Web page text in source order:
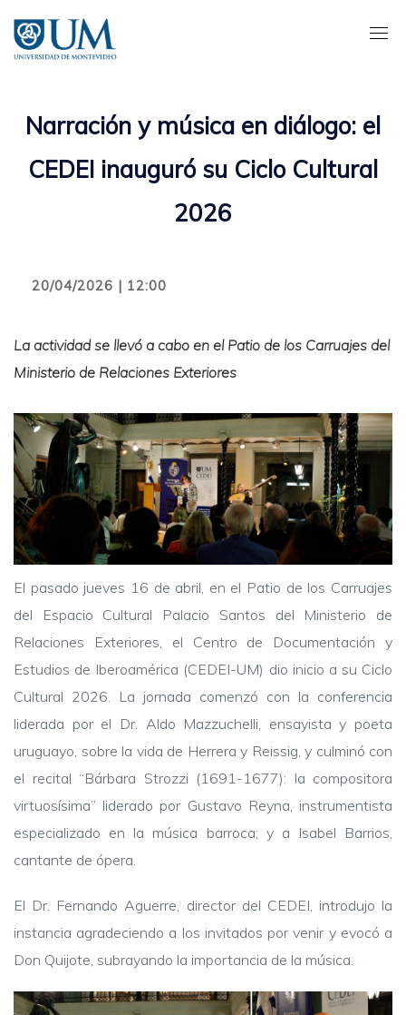
contenido
principal
Narración y música en diálogo: el
CEDEI inauguró su Ciclo Cultural
2026
20/04/2026 | 12:00
La actividad se llevó a cabo en el Patio de los Carruajes del
Ministerio de Relaciones Exteriores
El pasado jueves 16 de abril, en el Patio de los Carruajes
del Espacio Cultural Palacio Santos del Ministerio de
Relaciones Exteriores, el Centro de Documentación y
Estudios de Iberoamérica (CEDEI-UM) dio inicio a su Ciclo
Cultural 2026. La jornada comenzó con la conferencia
liderada por el Dr. Aldo Mazzuchelli, ensayista y poeta
uruguayo, sobre la vida de Herrera y Reissig, y culminó con
el recital “Bárbara Strozzi (1691-1677): la compositora
virtuosísima” liderado por Gustavo Reyna, instrumentista
especializado en la música barroca; y a Isabel Barrios,
cantante de ópera.
El Dr. Fernando Aguerre, director del CEDEI, introdujo la
instancia agradeciendo a los invitados por venir y evocó a
Don Quijote, subrayando la importancia de la música.